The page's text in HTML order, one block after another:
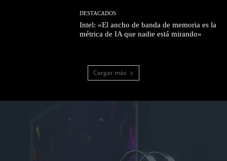
DESTACADOS
Intel: «El ancho de banda de memoria es la
métrica de IA que nadie está mirando»
Cargar más